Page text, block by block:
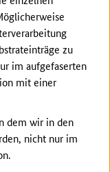
zu
im aufgefaserten
mit einer
dem wir in den
nicht nur im